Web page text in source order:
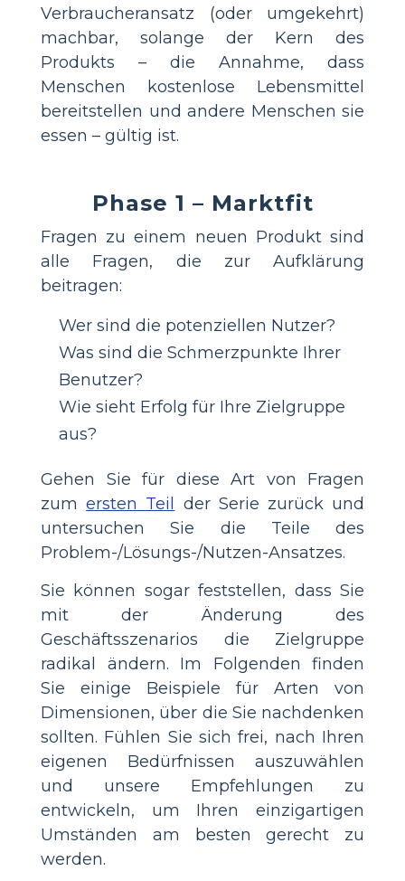
Verbraucheransatz (oder umgekehrt)
machbar, solange der Kern des
Produkts – die Annahme, dass
Menschen kostenlose Lebensmittel
bereitstellen und andere Menschen sie
essen – gültig ist.
Phase 1 – Marktfit
Fragen zu einem neuen Produkt sind
alle Fragen, die zur Aufklärung
beitragen:
Wer sind die potenziellen Nutzer?
Was sind die Schmerzpunkte Ihrer
Benutzer?
Wie sieht Erfolg für Ihre Zielgruppe
aus?
Gehen Sie für diese Art von Fragen
zumersten Teil
der Serie zurück und
untersuchen Sie die Teile des
Problem-/Lösungs-/Nutzen-Ansatzes.
Sie können sogar feststellen, dass Sie
mit der Änderung des
Geschäftsszenarios die Zielgruppe
radikal ändern. Im Folgenden finden
Sie einige Beispiele für Arten von
Dimensionen, über die Sie nachdenken
sollten. Fühlen Sie sich frei, nach Ihren
eigenen Bedürfnissen auszuwählen
und unsere Empfehlungen zu
entwickeln, um Ihren einzigartigen
Umständen am besten gerecht zu
werden.